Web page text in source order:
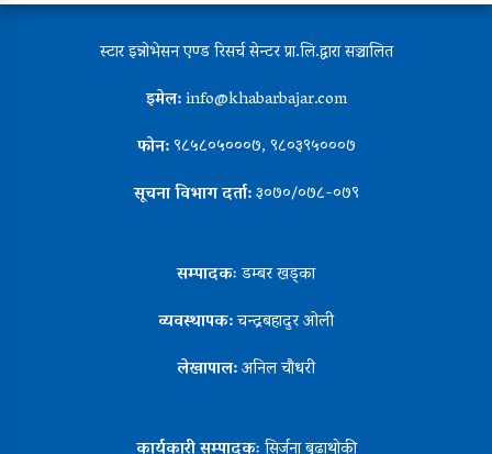
स्टार इन्नोभेसन एण्ड रिसर्च सेन्टर प्रा.लि.द्वारा सञ्चालित
इमेल:info@khabarbajar.com
फोन:९८५८०५०००७, ९८०३९५०००७
सूचना विभाग दर्ता:३०७०/०७८-०७९
सम्पादकःडम्बर खड्का
व्यवस्थापक:चन्द्रबहादुर ओली
लेखापाल:अनिल चौधरी